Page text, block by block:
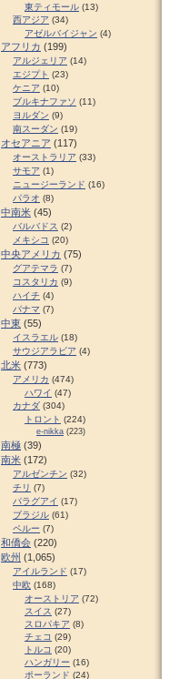
東ティモール (13)
西アジア (34)
アゼルバイジャン (4)
アフリカ (199)
アルジェリア (14)
エジプト (23)
ケニア (10)
ブルキナファソ (11)
ヨルダン (9)
南スーダン (19)
オセアニア (117)
オーストラリア (33)
サモア (1)
ニュージーランド (16)
パラオ (8)
中南米 (45)
バルバドス (2)
メキシコ (20)
中央アメリカ (75)
グアテマラ (7)
コスタリカ (9)
ハイチ (4)
パナマ (7)
中東 (55)
イスラエル (18)
サウジアラビア (4)
北米 (773)
アメリカ (474)
ハワイ (47)
カナダ (304)
トロント (224)
e-nikka (223)
南極 (39)
南米 (172)
アルゼンチン (32)
チリ (7)
パラグアイ (17)
ブラジル (61)
ペルー (7)
和僑会 (220)
欧州 (1,065)
アイルランド (17)
中欧 (168)
オーストリア (72)
スイス (27)
スロパキア (8)
チェコ (29)
トルコ (20)
ハンガリー (16)
ポーランド (24)